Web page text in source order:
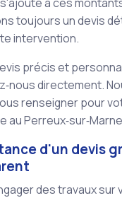
toujours un devis
intervention.
précis et
directement.
renseigner pour
au
d'un devis
des travaux sur